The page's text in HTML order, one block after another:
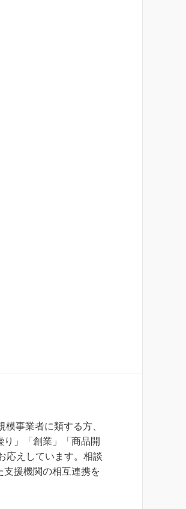
事業者に類する方、
」「創業」「商品開
応えしています。相談
援機関の相互連携を